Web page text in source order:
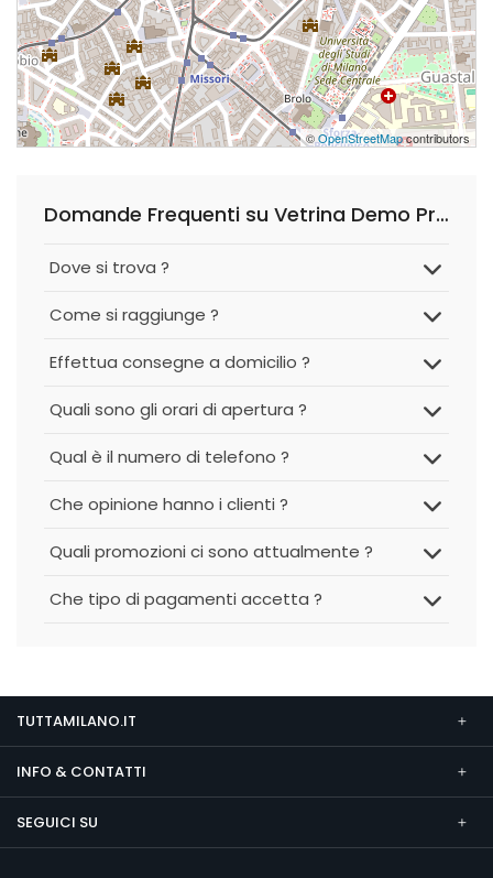
©OpenStreetMapcontributors
Domande Frequenti su Vetrina Demo Profumeria
Dove si trova ?
Come si raggiunge ?
Effettua consegne a domicilio ?
Quali sono gli orari di apertura ?
Qual è il numero di telefono ?
Che opinione hanno i clienti ?
Quali promozioni ci sono attualmente ?
Che tipo di pagamenti accetta ?
TUTTAMILANO.IT
INFO & CONTATTI
SEGUICI SU